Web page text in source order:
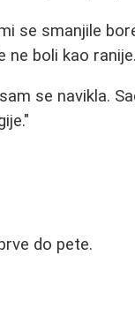
se smanjile
ne boli kao
se navikla.
do pete.